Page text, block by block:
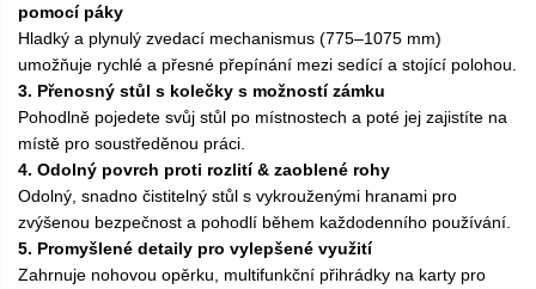
pomocí páky
Hladký a plynulý zvedací mechanismus (775–1075 mm)
umožňuje rychlé a přesné přepínání mezi sedící a stojící polohou.
3. Přenosný stůl s kolečky s možností zámku
Pohodlně pojedete svůj stůl po místnostech a poté jej zajistíte na
místě pro soustředěnou práci.
4. Odolný povrch proti rozlití & zaoblené rohy
Odolný, snadno čistitelný stůl s vykrouženými hranami pro
zvýšenou bezpečnost a pohodlí během každodenního používání.
5. Promyšlené detaily pro vylepšené využití
Zahrnuje nohovou opěrku, multifunkční přihrádky na karty pro